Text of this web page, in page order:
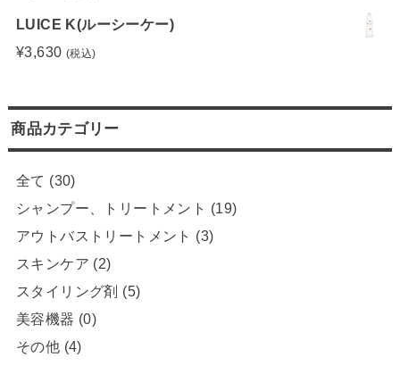
LUICE K(ルーシーケー)
¥3,630 (税込)
商品カテゴリー
全て (30)
シャンプー、トリートメント (19)
アウトバストリートメント (3)
スキンケア (2)
スタイリング剤 (5)
美容機器 (0)
その他 (4)